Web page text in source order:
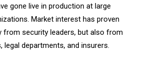
gone live in production at large
Market interest has proven
security leaders, but also from
departments, and insurers.